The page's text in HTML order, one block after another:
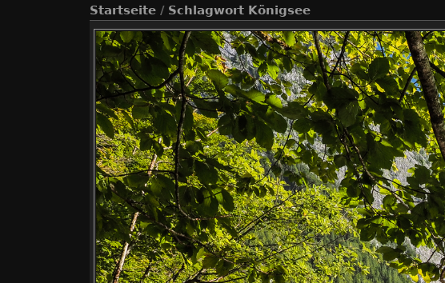
Startseite / Schlagwort Königsee